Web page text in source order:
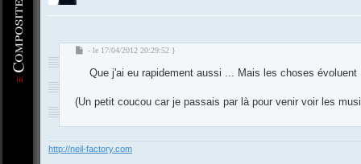
M
a
- le 17/04/2012 20:29:52 }
Que j'ai eu rapidement aussi ... Mais les choses évoluent
(Un petit coucou car je passais par là pour venir voir les
http://neil-factory.com